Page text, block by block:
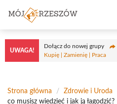
treści
UWAGA!
Dołącz do nowej grupy
Kupię | Zamienię | Praca
Strona główna / Zdrowie i Uroda
co musisz wiedzieć i jak ją łagodzić?